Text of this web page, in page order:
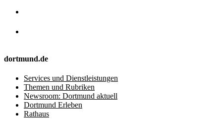
dortmund.de
Services und Dienstleistungen
Themen und Rubriken
Newsroom: Dortmund aktuell
Dortmund Erleben
Rathaus